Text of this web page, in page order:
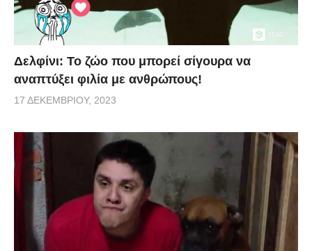
Δελφίνι: Το ζώο που μπορεί σίγουρα να
αναπτύξει φιλία με ανθρώπους!
17 ΔΕΚΕΜΒΡΊΟΥ, 2023